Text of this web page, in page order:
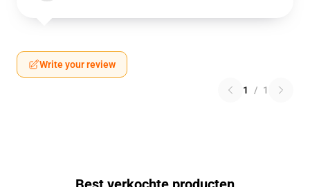
Write your review
1 / 1